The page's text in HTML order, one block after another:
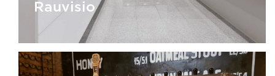
Rauvisio